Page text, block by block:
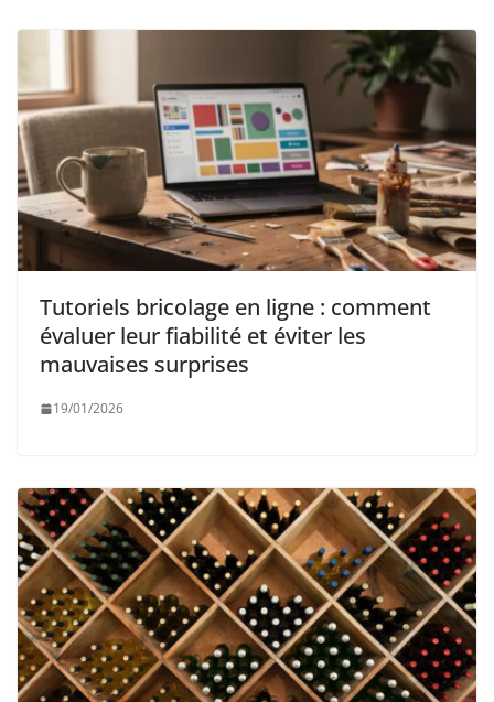
Tutoriels bricolage en ligne : comment
évaluer leur fiabilité et éviter les
mauvaises surprises
19/01/2026